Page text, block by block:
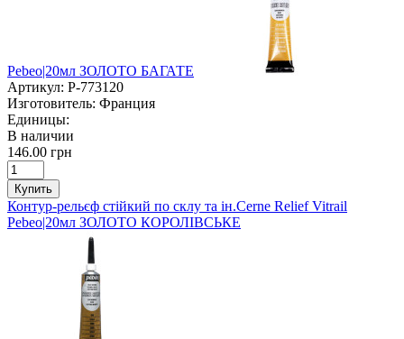
Pebeo|20мл ЗОЛОТО БАГАТЕ
Артикул: P-773120
Изготовитель: Франция
Единицы:
В наличии
146.00 грн
Купить
Контур-рельєф стійкий по склу та ін.Cerne Relief Vitrail
Pebeo|20мл ЗОЛОТО КОРОЛІВСЬКЕ